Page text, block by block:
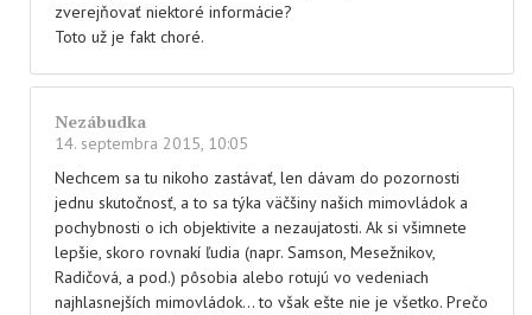
zverejňovať niektoré informácie?
Toto už je fakt choré.
Nezábudka
14. septembra 2015, 10:05
Nechcem sa tu nikoho zastávať, len dávam do pozornosti
jednu skutočnosť, a to sa týka väčšiny našich mimovládok a
pochybnosti o ich objektivite a nezaujatosti. Ak si všimnete
lepšie, skoro rovnakí ľudia (napr. Samson, Mesežnikov,
Radičová, a pod.) pôsobia alebo rotujú vo vedeniach
najhlasnejších mimovládok… to však ešte nie je všetko. Prečo